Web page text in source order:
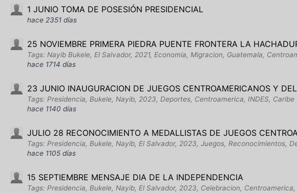
1 JUNIO TOMA DE POSESIÓN PRESIDENCIAL
hace 2351 días
25 NOVIEMBRE PRIMERA PIEDRA PUENTE FRONTERA LA
Tags: Nayib Bukele, El Salvador, 2021, Economia, Migracion, Guatemala,
hace 1714 días
23 JUNIO INAUGURACION DE JUEGOS CENTROAMERICANOS Y
Tags: Presidencia, Bukele, Nayib, 2023, Deportes, Centroamerica, INDES, Caribe
hace 1140 días
JULIO 28 RECONOCIMIENTO A MEDALLISTAS DE JUEGOS
Tags: Presidencia, Bukele, Nayib, El Salvador, 2023, Juegos, Reconocimientos,
hace 1105 días
15 SEPTIEMBRE MENSAJE DIA DE LA INDEPENDENCIA
Tags: Presidencia, Bukele, Nayib, El Salvador, 2023, Celebracion,